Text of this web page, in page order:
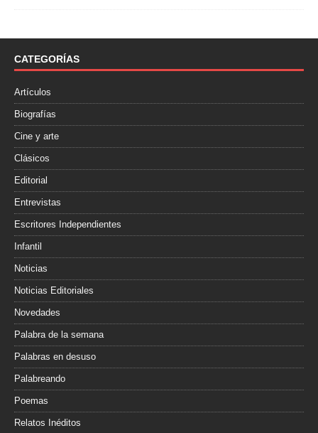
o
k
r
t
i
CATEGORÍAS
Artículos
Biografías
Cine y arte
Clásicos
Editorial
Entrevistas
Escritores Independientes
Infantil
Noticias
Noticias Editoriales
Novedades
Palabra de la semana
Palabras en desuso
Palabreando
Poemas
Relatos Inéditos